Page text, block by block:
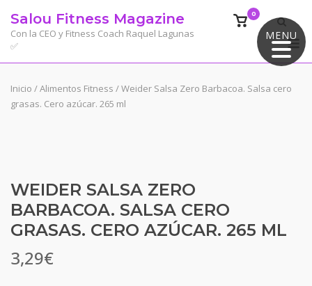
MENU
contenido
Salou Fitness Magazine
Con la CEO y Fitness Coach Raquel Lagunas
✅
Ver
carrito
de
0
Inicio /Alimentos Fitness / Weider Salsa Zero Barbacoa. Salsa cero
grasas. Cero azúcar. 265 ml
WEIDER SALSA ZERO
BARBACOA. SALSA CERO
GRASAS. CERO AZÚCAR. 265 ML
3,29€